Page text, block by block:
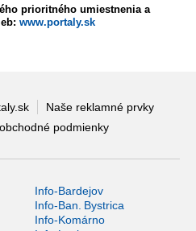
prioritného umiestnenia a
www.portaly.sk
Naše reklamné prvky
podmienky
Info-Bardejov
Info-Ban. Bystrica
Info-Komárno